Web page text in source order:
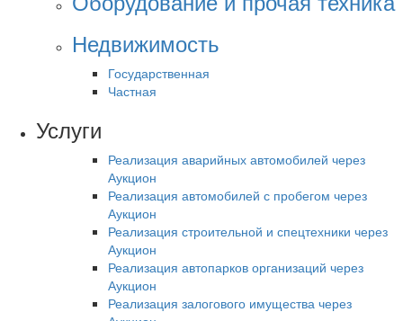
Недвижимость
Государственная
Частная
Услуги
Реализация аварийных автомобилей через
Аукцион
Реализация автомобилей с пробегом через
Аукцион
Реализация строительной и спецтехники через
Аукцион
Реализация автопарков организаций через
Аукцион
Реализация залогового имущества через